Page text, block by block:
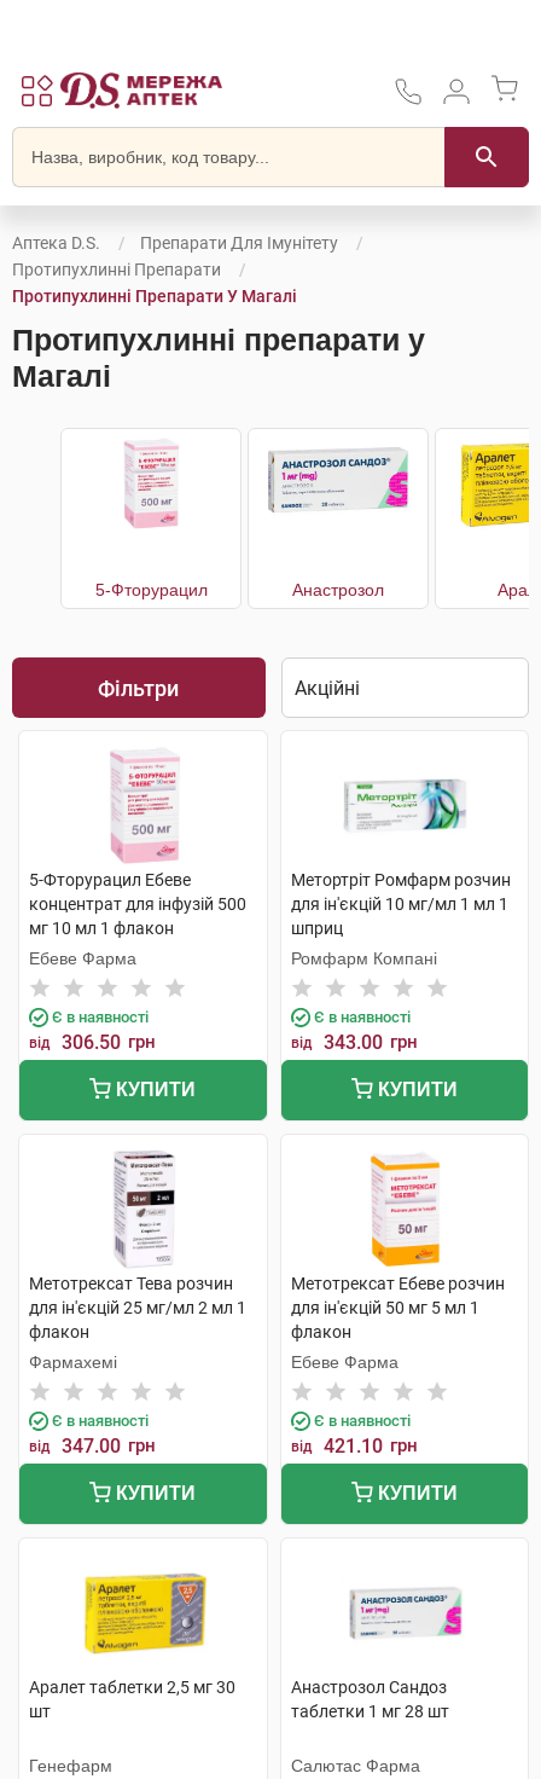
Аптека D.S.
Препарати Для Імунітету
Протипухлинні Препарати
Протипухлинні Препарати У Магалі
Протипухлинні препарати у
Магалі
5-Фторурацил Анастрозол
Фільтри
5-Фторурацил Ебеве
концентрат для інфузій 500
мг 10 мл 1 флакон
Ебеве Фарма
Є в наявності
від 306.50 грн
КУПИТИ
Метортріт Ромфарм розчин
для ін'єкцій 10 мг/мл 1 мл 1
шприц
Ромфарм Компані
Є в наявності
від 343.00 грн
КУПИТИ
Метотрексат Тева розчин
для ін'єкцій 25 мг/мл 2 мл 1
флакон
Фармахемі
Є в наявності
від 347.00 грн
КУПИТИ
Метотрексат Ебеве розчин
для ін'єкцій 50 мг 5 мл 1
флакон
Ебеве Фарма
Є в наявності
від 421.10 грн
КУПИТИ
Аралет таблетки 2,5 мг 30
шт
Генефарм
Анастрозол Сандоз
таблетки 1 мг 28 шт
Салютас Фарма